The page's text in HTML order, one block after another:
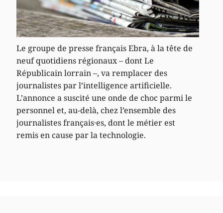
Le groupe de presse français Ebra, à la tête de
neuf quotidiens régionaux – dont Le
Républicain lorrain –, va remplacer des
journalistes par l’intelligence artificielle.
L’annonce a suscité une onde de choc parmi le
personnel et, au-delà, chez l’ensemble des
journalistes français·es, dont le métier est
remis en cause par la technologie.